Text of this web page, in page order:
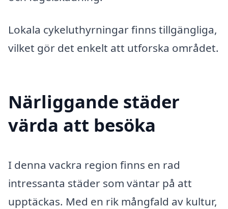
Lokala cykeluthyrningar finns tillgängliga,
vilket gör det enkelt att utforska området.
Närliggande städer
värda att besöka
I denna vackra region finns en rad
intressanta städer som väntar på att
upptäckas. Med en rik mångfald av kultur,